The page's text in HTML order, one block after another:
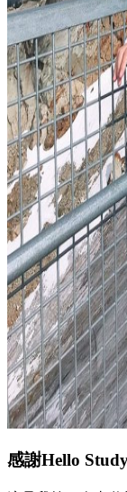
感謝Hello